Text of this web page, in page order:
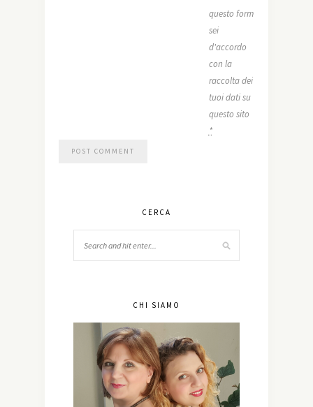
questo form
sei
d'accordo
con la
raccolta dei
tuoi dati su
questo sito
*
CERCA
CHI SIAMO